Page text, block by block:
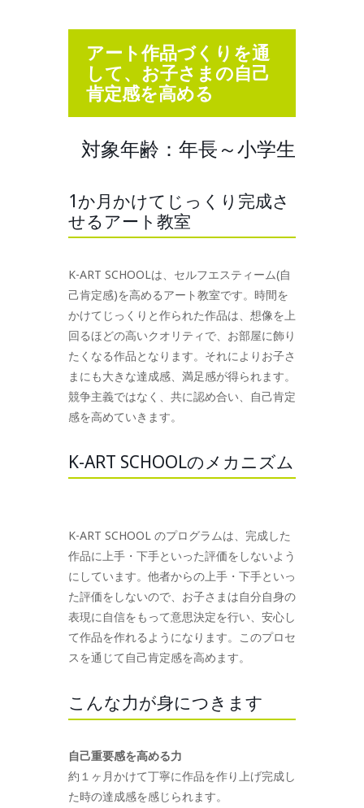
アート作品づくりを通
して、お子さまの自己
肯定感を高める
対象年齢：年長～小学生
1か月かけてじっくり完成さ
せるアート教室
K-ART SCHOOLは、セルフエスティーム(自
己肯定感)を高めるアート教室です。時間を
かけてじっくりと作られた作品は、想像を上
回るほどの高いクオリティで、お部屋に飾り
たくなる作品となります。それによりお子さ
まにも大きな達成感、満足感が得られます。
競争主義ではなく、共に認め合い、自己肯定
感を高めていきます。
K-ART SCHOOLのメカニズム
K-ART SCHOOL のプログラムは、完成した
作品に上手・下手といった評価をしないよう
にしています。他者からの上手・下手といっ
た評価をしないので、お子さまは自分自身の
表現に自信をもって意思決定を行い、安心し
て作品を作れるようになります。このプロセ
スを通じて自己肯定感を高めます。
こんな力が身につきます
自己重要感を高める力
約１ヶ月かけて丁寧に作品を作り上げ完成し
た時の達成感を感じられます。